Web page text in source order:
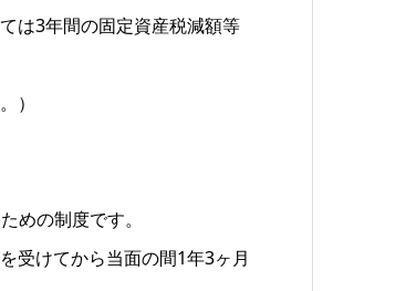
は3年間の固定資産税減額等
）
めの制度です。
受けてから当面の間1年3ヶ月